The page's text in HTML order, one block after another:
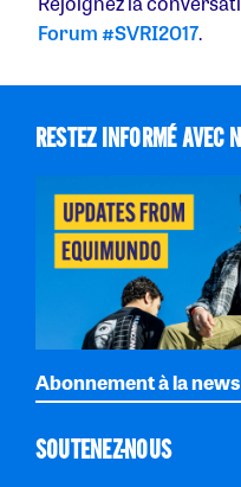
Forum #SVRI2017.
RESTEZ INFORMÉ AVEC
Abonnement à la
SOUTENEZ-NOUS